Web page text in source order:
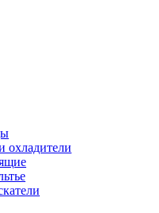
охладители